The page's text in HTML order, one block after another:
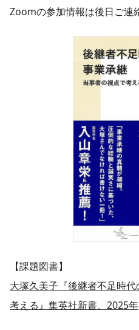
Zoomの参加情報は後日ご連
【課題図書】
大塚久美子『後継者不足時
考える』集英社新書、2025年